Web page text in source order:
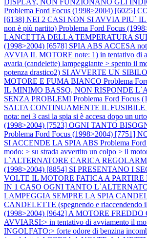
Problema Ford Focus (1998>2004)
[6138] NEI 2 CASI NON SI AVVIA PIU` IL
non è più partito) Problema Ford Focus
LANCETTA DELLA TEMPERATURA SUL
(1998>2004) [6578] SPIA ABS ACCESA
AVVIA IL MOTORE note: 1) in tentativo di
avaria (candelette) lampeggiante > spento il
potenza drastico2) SI AVVERTE UN
MOTORE E FUMA BIANCO Problema
IL MINIMO BASSO, NON RISPONDE
SENZA PROBLEMI Problema Ford
SALTA CONTINUAMENTE IL
nota: nei 3 casi la spia si è accesa dopo un
(1998>2004) [7523] OGNI TANTO
Problema Ford Focus (1998>2004)
SI ACCENDE LA SPIA ABS Problema
modo: > su strada avvertito un colpo > il
L`ALTERNATORE CARICA
(1998>2004) [8854] SI PRESENTANO I
VOLTE IL MOTORE FATICA A PARTIRE
IN 1 CASO OGNI TANTO
LAMPEGGIA SEMPRE LA SPIA
CANDELETTE (spegnendo e riaccendendo
(1998>2004) [9642] A MOTORE
AVVIARSI:> in tentativo di avviamento il
INGOLFATO:> forte odore di benzina